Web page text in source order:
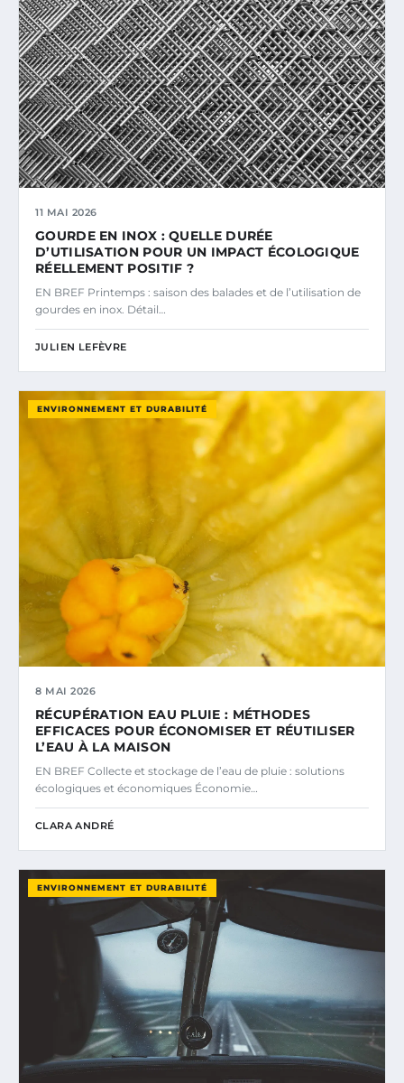
11 MAI 2026
GOURDE EN INOX : QUELLE DURÉE
D’UTILISATION POUR UN IMPACT ÉCOLOGIQUE
RÉELLEMENT POSITIF ?
EN BREF Printemps : saison des balades et de l’utilisation de
gourdes en inox. Détail…
JULIEN LEFÈVRE
ENVIRONNEMENT ET DURABILITÉ
8 MAI 2026
RÉCUPÉRATION EAU PLUIE : MÉTHODES
EFFICACES POUR ÉCONOMISER ET RÉUTILISER
L’EAU À LA MAISON
EN BREF Collecte et stockage de l’eau de pluie : solutions
écologiques et économiques Économie…
CLARA ANDRÉ
ENVIRONNEMENT ET DURABILITÉ